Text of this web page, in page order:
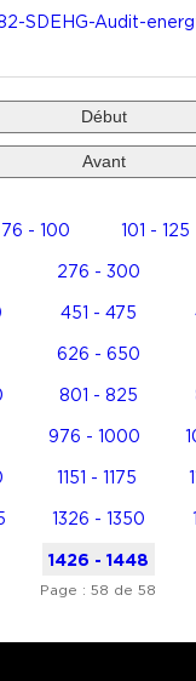
SDEHG-Audit-
Début
Avant
76 - 100 101 - 125
276 - 300
451 - 475
626 - 650
801 - 825
976 - 1000
1151 - 1175
1326 - 1350
1426 - 1448
Page : 58 de 58